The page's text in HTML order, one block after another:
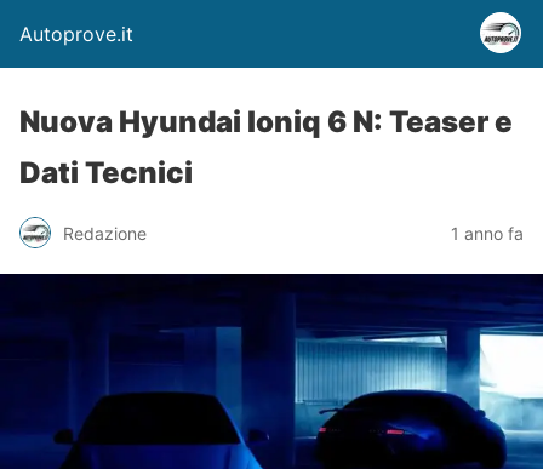
Autoprove.it
Nuova Hyundai Ioniq 6 N: Teaser e
Dati Tecnici
Redazione 1 anno fa